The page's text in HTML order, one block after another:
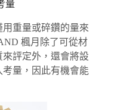
量
重量或碎鑽的量來
楓月除了可從材
評定外，還會將設
量，因此有機會能